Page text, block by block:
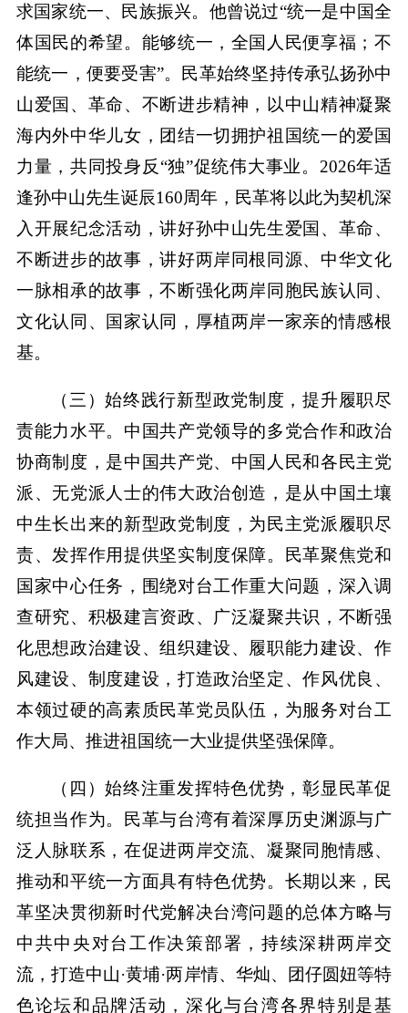
求国家统一、民族振兴。他曾说过“统一是中国全
体国民的希望。能够统一，全国人民便享福；不
能统一，便要受害”。民革始终坚持传承弘扬孙中
山爱国、革命、不断进步精神，以中山精神凝聚
海内外中华儿女，团结一切拥护祖国统一的爱国
力量，共同投身反“独”促统伟大事业。2026年适
逢孙中山先生诞辰160周年，民革将以此为契机深
入开展纪念活动，讲好孙中山先生爱国、革命、
不断进步的故事，讲好两岸同根同源、中华文化
一脉相承的故事，不断强化两岸同胞民族认同、
文化认同、国家认同，厚植两岸一家亲的情感根
基。
（三）始终践行新型政党制度，提升履职尽
责能力水平。中国共产党领导的多党合作和政治
协商制度，是中国共产党、中国人民和各民主党
派、无党派人士的伟大政治创造，是从中国土壤
中生长出来的新型政党制度，为民主党派履职尽
责、发挥作用提供坚实制度保障。民革聚焦党和
国家中心任务，围绕对台工作重大问题，深入调
查研究、积极建言资政、广泛凝聚共识，不断强
化思想政治建设、组织建设、履职能力建设、作
风建设、制度建设，打造政治坚定、作风优良、
本领过硬的高素质民革党员队伍，为服务对台工
作大局、推进祖国统一大业提供坚强保障。
（四）始终注重发挥特色优势，彰显民革促
统担当作为。民革与台湾有着深厚历史渊源与广
泛人脉联系，在促进两岸交流、凝聚同胞情感、
推动和平统一方面具有特色优势。长期以来，民
革坚决贯彻新时代党解决台湾问题的总体方略与
中共中央对台工作决策部署，持续深耕两岸交
流，打造中山·黄埔·两岸情、华灿、团仔圆妞等特
色论坛和品牌活动，深化与台湾各界特别是基